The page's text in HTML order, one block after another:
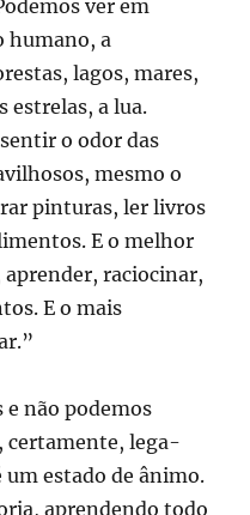
ver em
humano, a
lagos, mares,
estrelas, a lua.
o odor das
mesmo o
pinturas, ler livros
E o melhor
raciocinar,
E o mais
e não podemos
certamente, lega-
um estado de ânimo.
aprendendo todo